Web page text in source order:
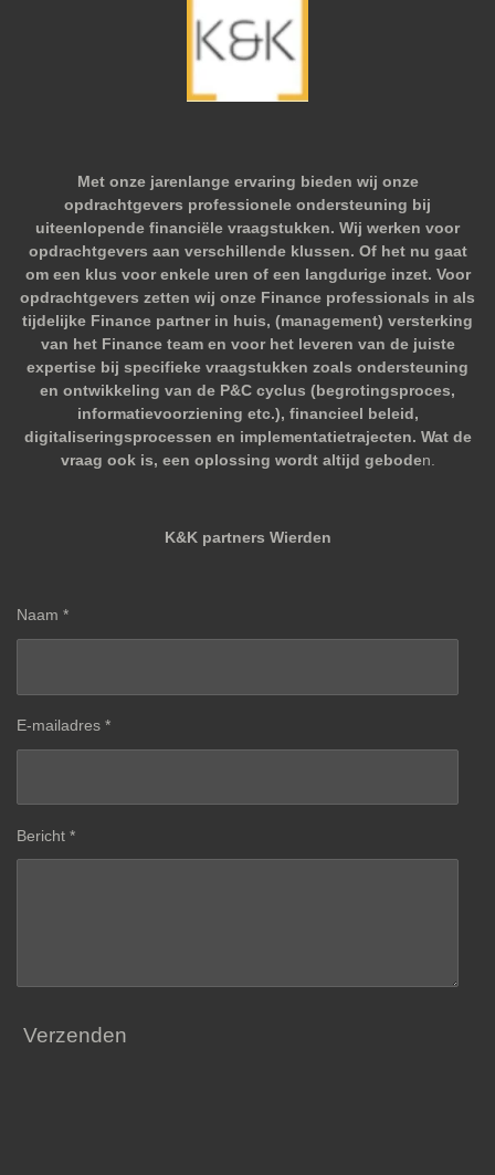
Met onze jarenlange ervaring bieden wij onze
opdrachtgevers professionele ondersteuning bij
uiteenlopende financiële vraagstukken. Wij werken voor
opdrachtgevers aan verschillende klussen. Of het nu gaat
om een klus voor enkele uren of een langdurige inzet. Voor
opdrachtgevers zetten wij onze Finance professionals in als
tijdelijke Finance partner in huis, (management) versterking
van het Finance team en voor het leveren van de juiste
expertise bij specifieke vraagstukken zoals ondersteuning
en ontwikkeling van de P&C cyclus (begrotingsproces,
informatievoorziening etc.), financieel beleid,
digitaliseringsprocessen en implementatietrajecten. Wat de
vraag ook is, een oplossing wordt altijd geboden.
K&K partners Wierden
Naam *
E-mailadres *
Bericht *
Verzenden